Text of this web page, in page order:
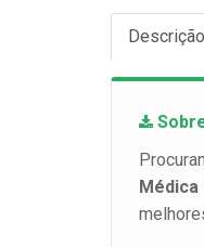
Descrição